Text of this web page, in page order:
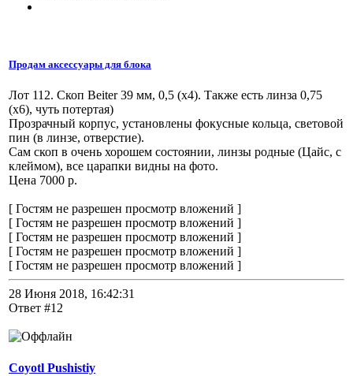
Продам аксессуары для блока
Лот 112. Скоп Beiter 39 мм, 0,5 (х4). Также есть линза 0,75
(х6), чуть потертая)
Прозрачный корпус, установлены фокусные кольца, световой
пин (в линзе, отверстие).
Сам скоп в очень хорошем состоянии, линзы родные (Цайс, с
клеймом), все царапки видны на фото.
Цена 7000 р.
[ Гостям не разрешен просмотр вложений ]
[ Гостям не разрешен просмотр вложений ]
[ Гостям не разрешен просмотр вложений ]
[ Гостям не разрешен просмотр вложений ]
[ Гостям не разрешен просмотр вложений ]
28 Июня 2018, 16:42:31
Ответ #12
Coyotl Pushistiy